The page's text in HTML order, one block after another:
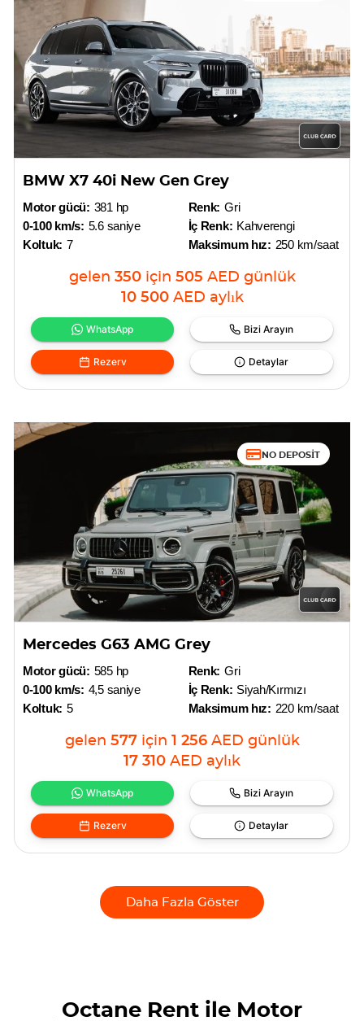
BMW X7 40i New Gen Grey
Motor gücü: 381 hp
0-100 km/s: 5.6 saniye
Koltuk: 7
Renk: Gri
İç Renk: Kahverengi
Maksimum hız: 250 km/saat
gelen 350 için 505 AED günlük
10 500 AED aylık
WhatsApp Bizi Arayın
Rezerv Detaylar
NO DEPOSIT
Mercedes G63 AMG Grey
Motor gücü: 585 hp
0-100 km/s: 4,5 saniye
Koltuk: 5
Renk: Gri
İç Renk: Siyah/Kırmızı
Maksimum hız: 220 km/saat
gelen 577 için 1 256 AED günlük
17 310 AED aylık
WhatsApp Bizi Arayın
Rezerv Detaylar
Daha Fazla Göster
Octane Rent ile Motor